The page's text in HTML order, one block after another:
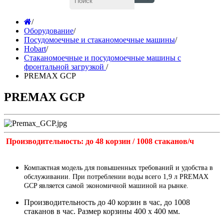
/
Оборудование/
Посудомоечные и стаканомоечные машины/
Hobart/
Стаканомоечные и посудомоечные машины с
фронтальной загрузкой /
PREMAX GCP
PREMAX GCP
Производительность: до 48 корзин / 1008 стаканов/ч
Компактная модель для повышенных требований и удобства в
обслуживании. При потреблении воды всего 1,9 л PREMAX
GCP является самой экономичной машиной на рынке.
Производительность до 40 корзин в час, до 1008
стаканов в час. Размер корзины 400 х 400 мм.